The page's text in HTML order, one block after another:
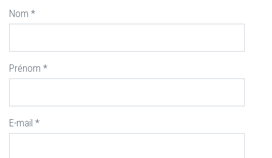
Nom *
Prénom *
E-mail *